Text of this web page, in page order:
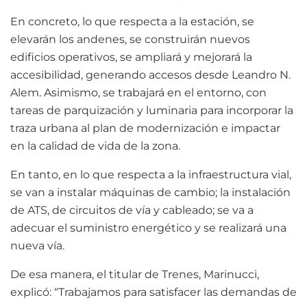
En concreto, lo que respecta a la estación, se
elevarán los andenes, se construirán nuevos
edificios operativos, se ampliará y mejorará la
accesibilidad, generando accesos desde Leandro N.
Alem. Asimismo, se trabajará en el entorno, con
tareas de parquización y luminaria para incorporar la
traza urbana al plan de modernización e impactar
en la calidad de vida de la zona.
En tanto, en lo que respecta a la infraestructura vial,
se van a instalar máquinas de cambio; la instalación
de ATS, de circuitos de vía y cableado; se va a
adecuar el suministro energético y se realizará una
nueva vía.
De esa manera, el titular de Trenes, Marinucci,
explicó: “Trabajamos para satisfacer las demandas de